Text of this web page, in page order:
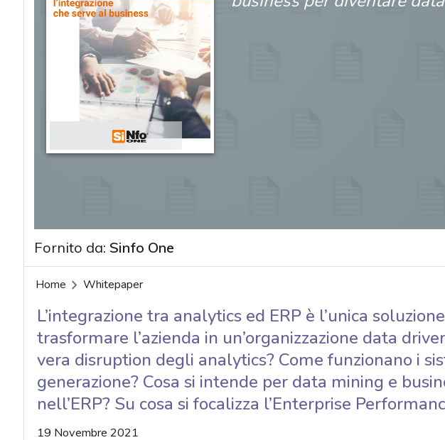
Fornito da: Sinfo One
Home Whitepaper
L’integrazione tra analytics ed ERP è l’unica
trasformare l’azienda in un’organizzazione data
vera disruption degli analytics? Come funzionano i
generazione? Cosa si intende per data mining e
nell’ERP? Su cosa si focalizza l’Enterprise
19 Novembre 2021